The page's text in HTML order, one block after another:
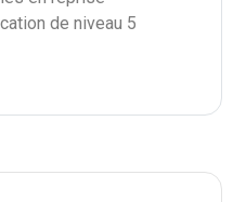
de niveau 5